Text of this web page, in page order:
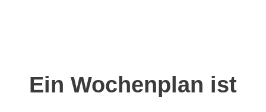
Ein Wochenplan ist